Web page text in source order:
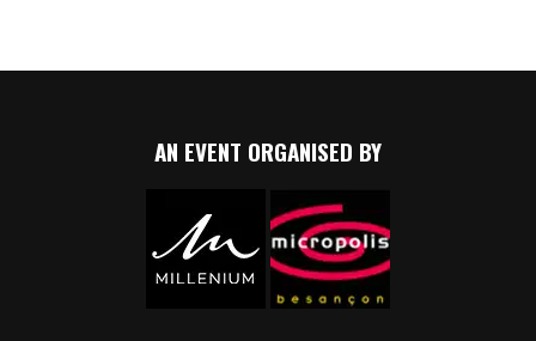
AN EVENT ORGANISED BY